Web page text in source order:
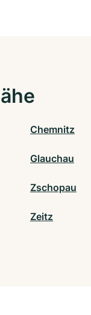
Chemnitz
Glauchau
Zschopau
Zeitz